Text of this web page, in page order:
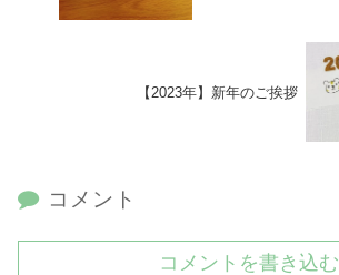
【2023年】新年のご挨拶
コメント
コメントを書き込む